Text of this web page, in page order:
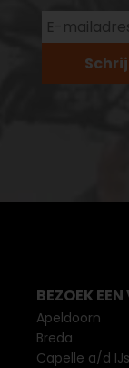
BEZOEK
Apeldoorn
Breda
Capelle a/d